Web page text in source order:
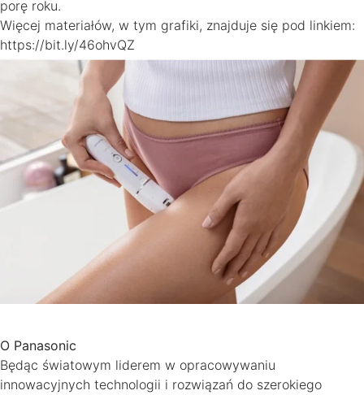
porę roku.
Więcej materiałów, w tym grafiki, znajduje się pod linkiem:
https://bit.ly/46ohvQZ
O Panasonic
Będąc światowym liderem w opracowywaniu
innowacyjnych technologii i rozwiązań do szerokiego